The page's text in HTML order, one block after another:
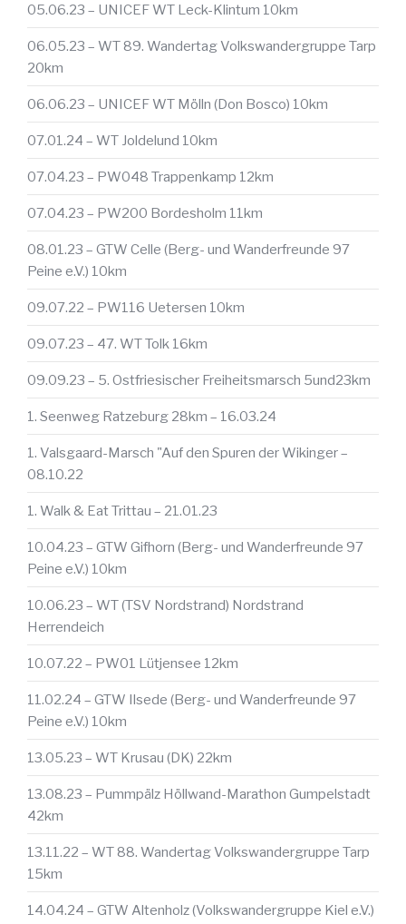
05.06.23 – UNICEF WT Leck-Klintum 10km
06.05.23 – WT 89. Wandertag Volkswandergruppe Tarp
20km
06.06.23 – UNICEF WT Mölln (Don Bosco) 10km
07.01.24 – WT Joldelund 10km
07.04.23 – PW048 Trappenkamp 12km
07.04.23 – PW200 Bordesholm 11km
08.01.23 – GTW Celle (Berg- und Wanderfreunde 97
Peine e.V.) 10km
09.07.22 – PW116 Uetersen 10km
09.07.23 – 47. WT Tolk 16km
09.09.23 – 5. Ostfriesischer Freiheitsmarsch 5und23km
1. Seenweg Ratzeburg 28km – 16.03.24
1. Valsgaard-Marsch "Auf den Spuren der Wikinger –
08.10.22
1. Walk & Eat Trittau – 21.01.23
10.04.23 – GTW Gifhorn (Berg- und Wanderfreunde 97
Peine e.V.) 10km
10.06.23 – WT (TSV Nordstrand) Nordstrand
Herrendeich
10.07.22 – PW01 Lütjensee 12km
11.02.24 – GTW Ilsede (Berg- und Wanderfreunde 97
Peine e.V.) 10km
13.05.23 – WT Krusau (DK) 22km
13.08.23 – Pummpälz Höllwand-Marathon Gumpelstadt
42km
13.11.22 – WT 88. Wandertag Volkswandergruppe Tarp
15km
14.04.24 – GTW Altenholz (Volkswandergruppe Kiel e.V.)